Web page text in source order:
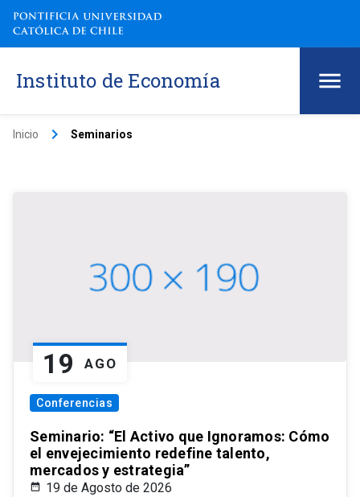
Instituto de Economía
Inicio keyboard_arrow_right Seminarios
19 AGO
Conferencias
Seminario: “El Activo que Ignoramos: Cómo
el envejecimiento redefine talento,
mercados y estrategia”
19 de Agosto de 2026